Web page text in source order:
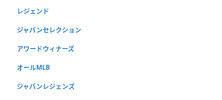
レジェンド
ジャパンセレクション
アワードウィナーズ
オールMLB
ジャパンレジェンズ